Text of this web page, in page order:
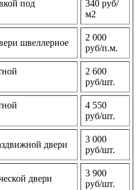
под
340 руб/
м2
швеллерное
2 000
руб/п.м.
2 600
руб/шт.
4 550
руб/шт.
двери
3 000
руб/шт.
двери
3 900
руб/шт.